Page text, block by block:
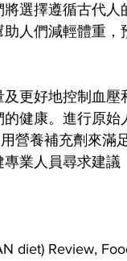
選擇遵循古代人
人們減輕體重，
更好地控制血壓
健康。進行原始
營養補充劑來滿
業人員尋求建議
diet) Review,